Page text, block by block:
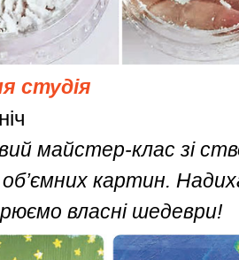
студія
майстер-клас зі
картин.
власні шедеври!